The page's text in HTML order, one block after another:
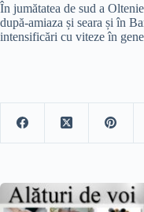
În jumătatea de sud a
după-amiaza și seara și în
intensificări cu viteze în